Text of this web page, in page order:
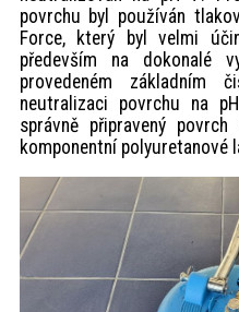
povrchu byl používán
Force, který byl velmi
především na dokonalé
provedeném základním
neutralizaci povrchu na
správně připravený
komponentní polyuretanové